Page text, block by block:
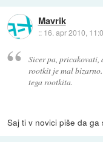
Mavrik
:: 16. apr 2010,
Sicer pa,
rootkit je mal
tega rootkita.
Saj ti v novici piše da ga